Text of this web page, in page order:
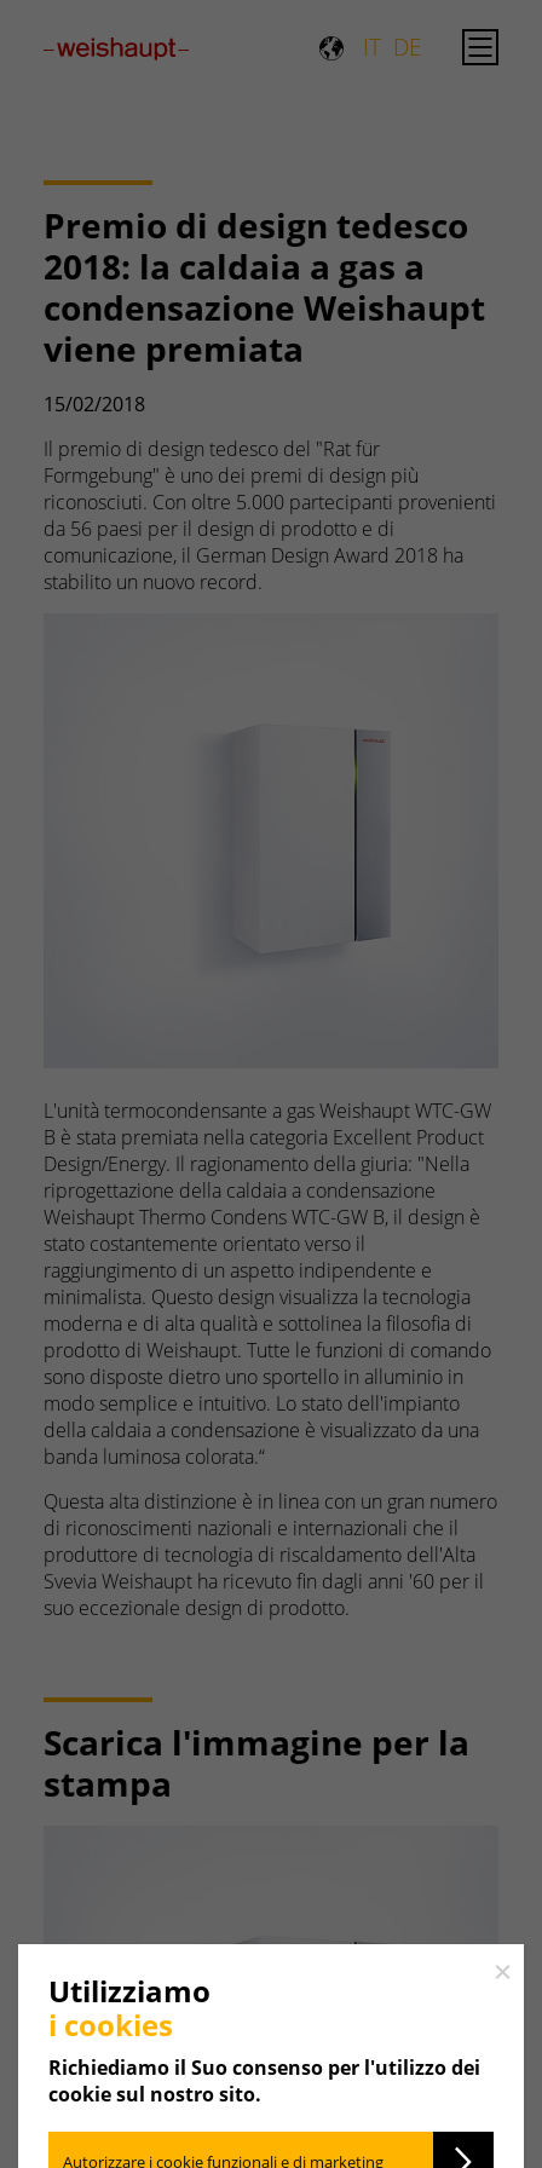
IT DE
Premio di design tedesco
2018: la caldaia a gas a
condensazione Weishaupt
viene premiata
15/02/2018
Il premio di design tedesco del "Rat für
Formgebung" è uno dei premi di design più
riconosciuti. Con oltre 5.000 partecipanti provenienti
da 56 paesi per il design di prodotto e di
comunicazione, il German Design Award 2018 ha
stabilito un nuovo record.
L'unità termocondensante a gas Weishaupt WTC-GW
B è stata premiata nella categoria Excellent Product
Design/Energy. Il ragionamento della giuria: "Nella
riprogettazione della caldaia a condensazione
Weishaupt Thermo Condens WTC-GW B, il design è
stato costantemente orientato verso il
raggiungimento di un aspetto indipendente e
minimalista. Questo design visualizza la tecnologia
moderna e di alta qualità e sottolinea la filosofia di
prodotto di Weishaupt. Tutte le funzioni di comando
sono disposte dietro uno sportello in alluminio in
modo semplice e intuitivo. Lo stato dell'impianto
della caldaia a condensazione è visualizzato da una
banda luminosa colorata.“
Questa alta distinzione è in linea con un gran numero
di riconoscimenti nazionali e internazionali che il
produttore di tecnologia di riscaldamento dell'Alta
Svevia Weishaupt ha ricevuto fin dagli anni '60 per il
suo eccezionale design di prodotto.
Scarica l'immagine per la
stampa
Close
Utilizziamo
i cookies
Richiediamo il Suo consenso per l'utilizzo dei
cookie sul nostro sito.
Autorizzare i cookie funzionali e di marketing